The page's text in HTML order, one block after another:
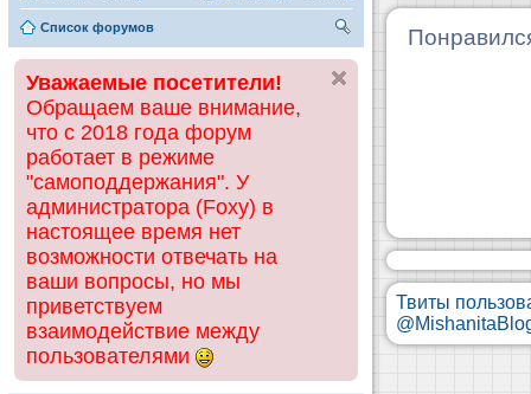
Список форумов
ск
Уважаемые посетители!
Обращаем ваше внимание,
что с 2018 года форум
работает в режиме
"самоподдержания". У
администратора (Foxy) в
настоящее время нет
возможности отвечать на
ваши вопросы, но мы
приветствуем
взаимодействие между
пользователями
Твиты